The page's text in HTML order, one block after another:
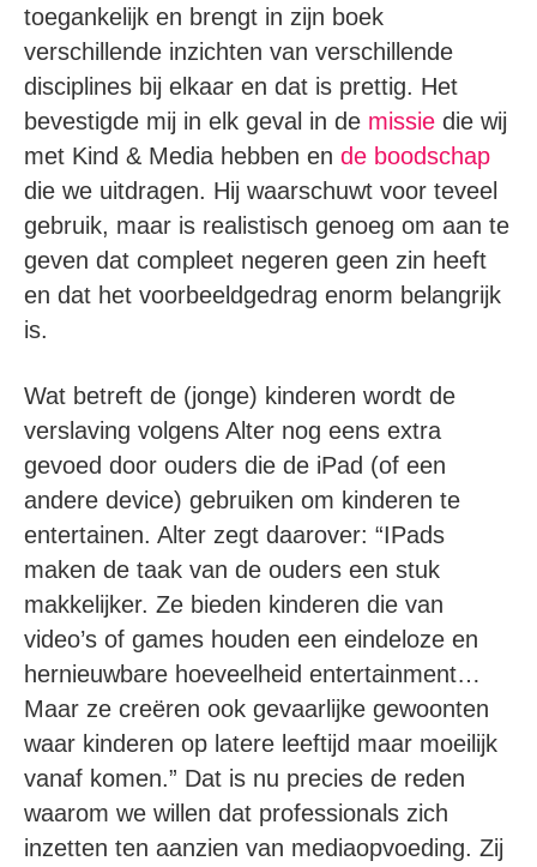
toegankelijk en brengt in zijn boek
verschillende inzichten van verschillende
disciplines bij elkaar en dat is prettig. Het
bevestigde mij in elk geval in de missie die wij
met Kind & Media hebben en de boodschap
die we uitdragen. Hij waarschuwt voor teveel
gebruik, maar is realistisch genoeg om aan te
geven dat compleet negeren geen zin heeft
en dat het voorbeeldgedrag enorm belangrijk
is.
Wat betreft de (jonge) kinderen wordt de
verslaving volgens Alter nog eens extra
gevoed door ouders die de iPad (of een
andere device) gebruiken om kinderen te
entertainen. Alter zegt daarover: “IPads
maken de taak van de ouders een stuk
makkelijker. Ze bieden kinderen die van
video’s of games houden een eindeloze en
hernieuwbare hoeveelheid entertainment…
Maar ze creëren ook gevaarlijke gewoonten
waar kinderen op latere leeftijd maar moeilijk
vanaf komen.” Dat is nu precies de reden
waarom we willen dat professionals zich
inzetten ten aanzien van mediaopvoeding. Zij